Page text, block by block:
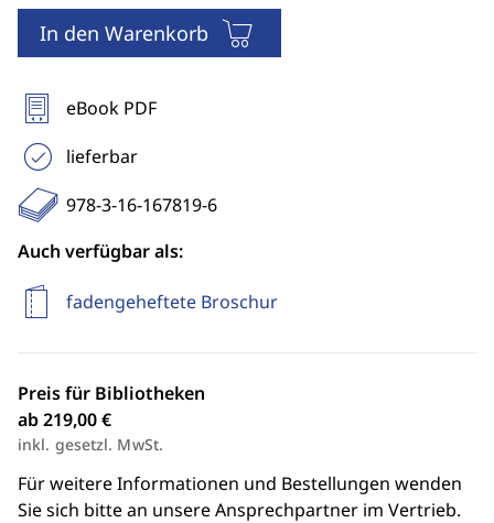
In den Warenkorb
eBook PDF
lieferbar
978-3-16-167819-6
Auch verfügbar als:
fadengeheftete Broschur
Preis für Bibliotheken
ab 219,00 €
inkl. gesetzl. MwSt.
Für weitere Informationen und Bestellungen wenden
Sie sich bitte an unsere Ansprechpartner im Vertrieb.